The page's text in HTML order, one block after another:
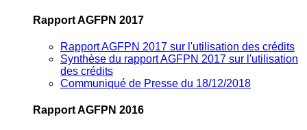
Rapport AGFPN 2017
Rapport AGFPN 2017 sur l'utilisation des crédits
Synthèse du rapport AGFPN 2017 sur l'utilisation
des crédits
Communiqué de Presse du 18/12/2018
Rapport AGFPN 2016